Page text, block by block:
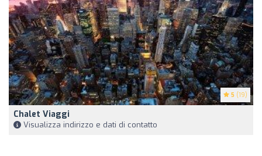
5 (19)
Chalet Viaggi
Visualizza indirizzo e dati di contatto